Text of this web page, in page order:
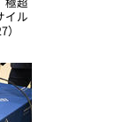
イル